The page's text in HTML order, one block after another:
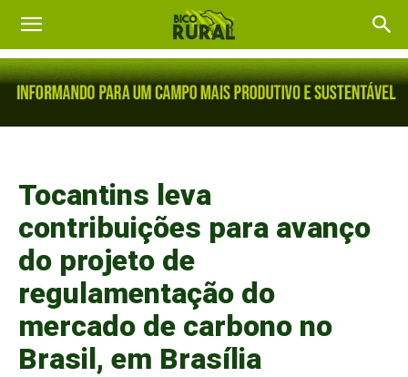
Tocantins leva
contribuições para avanço
do projeto de
regulamentação do
mercado de carbono no
Brasil, em Brasília